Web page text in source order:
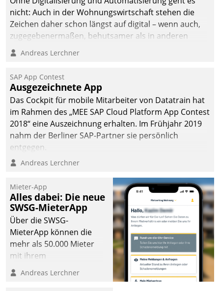
nicht: Auch in der Wohnungswirtschaft stehen die
Zeichen daher schon längst auf digital – wenn auch,
zugegebenermaßen, behutsamer als in anderen
Branchen.
Andreas Lerchner
SAP App Contest
Ausgezeichnete App
Das Cockpit für mobile Mitarbeiter von Datatrain hat
im Rahmen des „MEE SAP Cloud Platform App Contest
2018“ eine Auszeichnung erhalten. Im Frühjahr 2019
nahm der Berliner SAP-Partner sie persönlich
entgegen.
Andreas Lerchner
Mieter-App
Alles dabei: Die neue
SWSG-MieterApp
Über die SWSG-
MieterApp können die
mehr als 50.000 Mieter
mit ihrem
Wohnungsunternehmen
kommunizieren, auf dem
Andreas Lerchner